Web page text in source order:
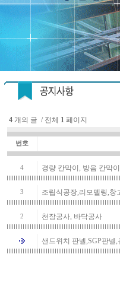
4 개의 글 / 전체 1 페이지
번호
4 경량 칸막이, 방음 칸막이
3 조립식공장,리모델링,창
2 천장공사, 바닥공사
샌드위치 판넬,SGP판넬,